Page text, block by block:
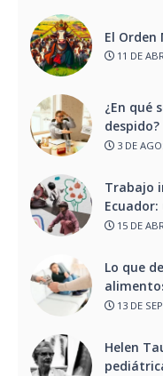
El Orden
11 DE
¿En qué
despido?
3 DE
Trabajo
15 DE
Lo que
13 DE
Helen